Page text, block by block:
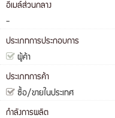
อีเมล์ส่วนกลาง
-
ประเภทการประกอบการ
ผู้ค้า
ประเภทการค้า
ซื้อ/ขายในประเทศ
กำลังการผลิต